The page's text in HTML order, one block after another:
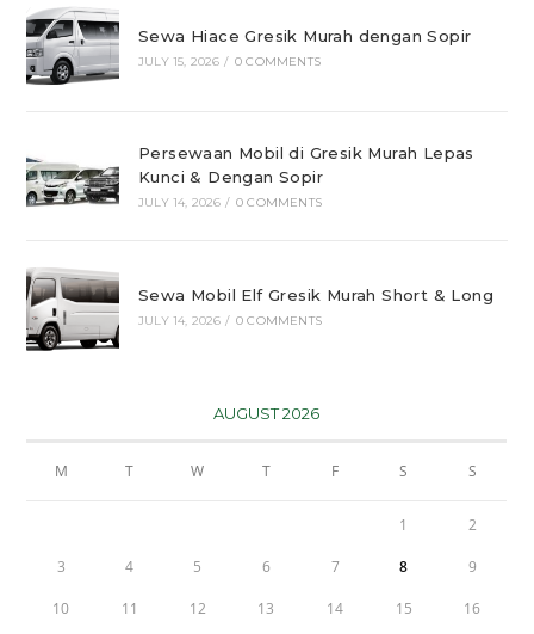
Sewa Hiace Gresik Murah dengan Sopir
JULY 15, 2026 / 0 COMMENTS
Persewaan Mobil di Gresik Murah Lepas
Kunci & Dengan Sopir
JULY 14, 2026 / 0 COMMENTS
Sewa Mobil Elf Gresik Murah Short & Long
JULY 14, 2026 / 0 COMMENTS
AUGUST 2026
M T W T F S S
1 2
3 4 5 6 7 8 9
10 11 12 13 14 15 16